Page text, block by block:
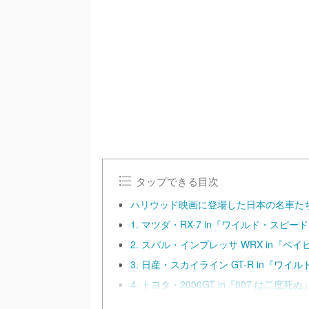
タップできる目次
ハリウッド映画に登場した日本の名車た
1. マツダ・RX-7 in『ワイルド・スピード
2. スバル・インプレッサ WRX in『ベイ
3. 日産・スカイライン GT-R in『ワイル
4. トヨタ・2000GT in『007 は二度死ぬ』